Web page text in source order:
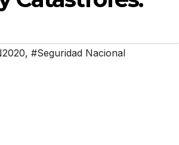
, #Seguridad Nacional